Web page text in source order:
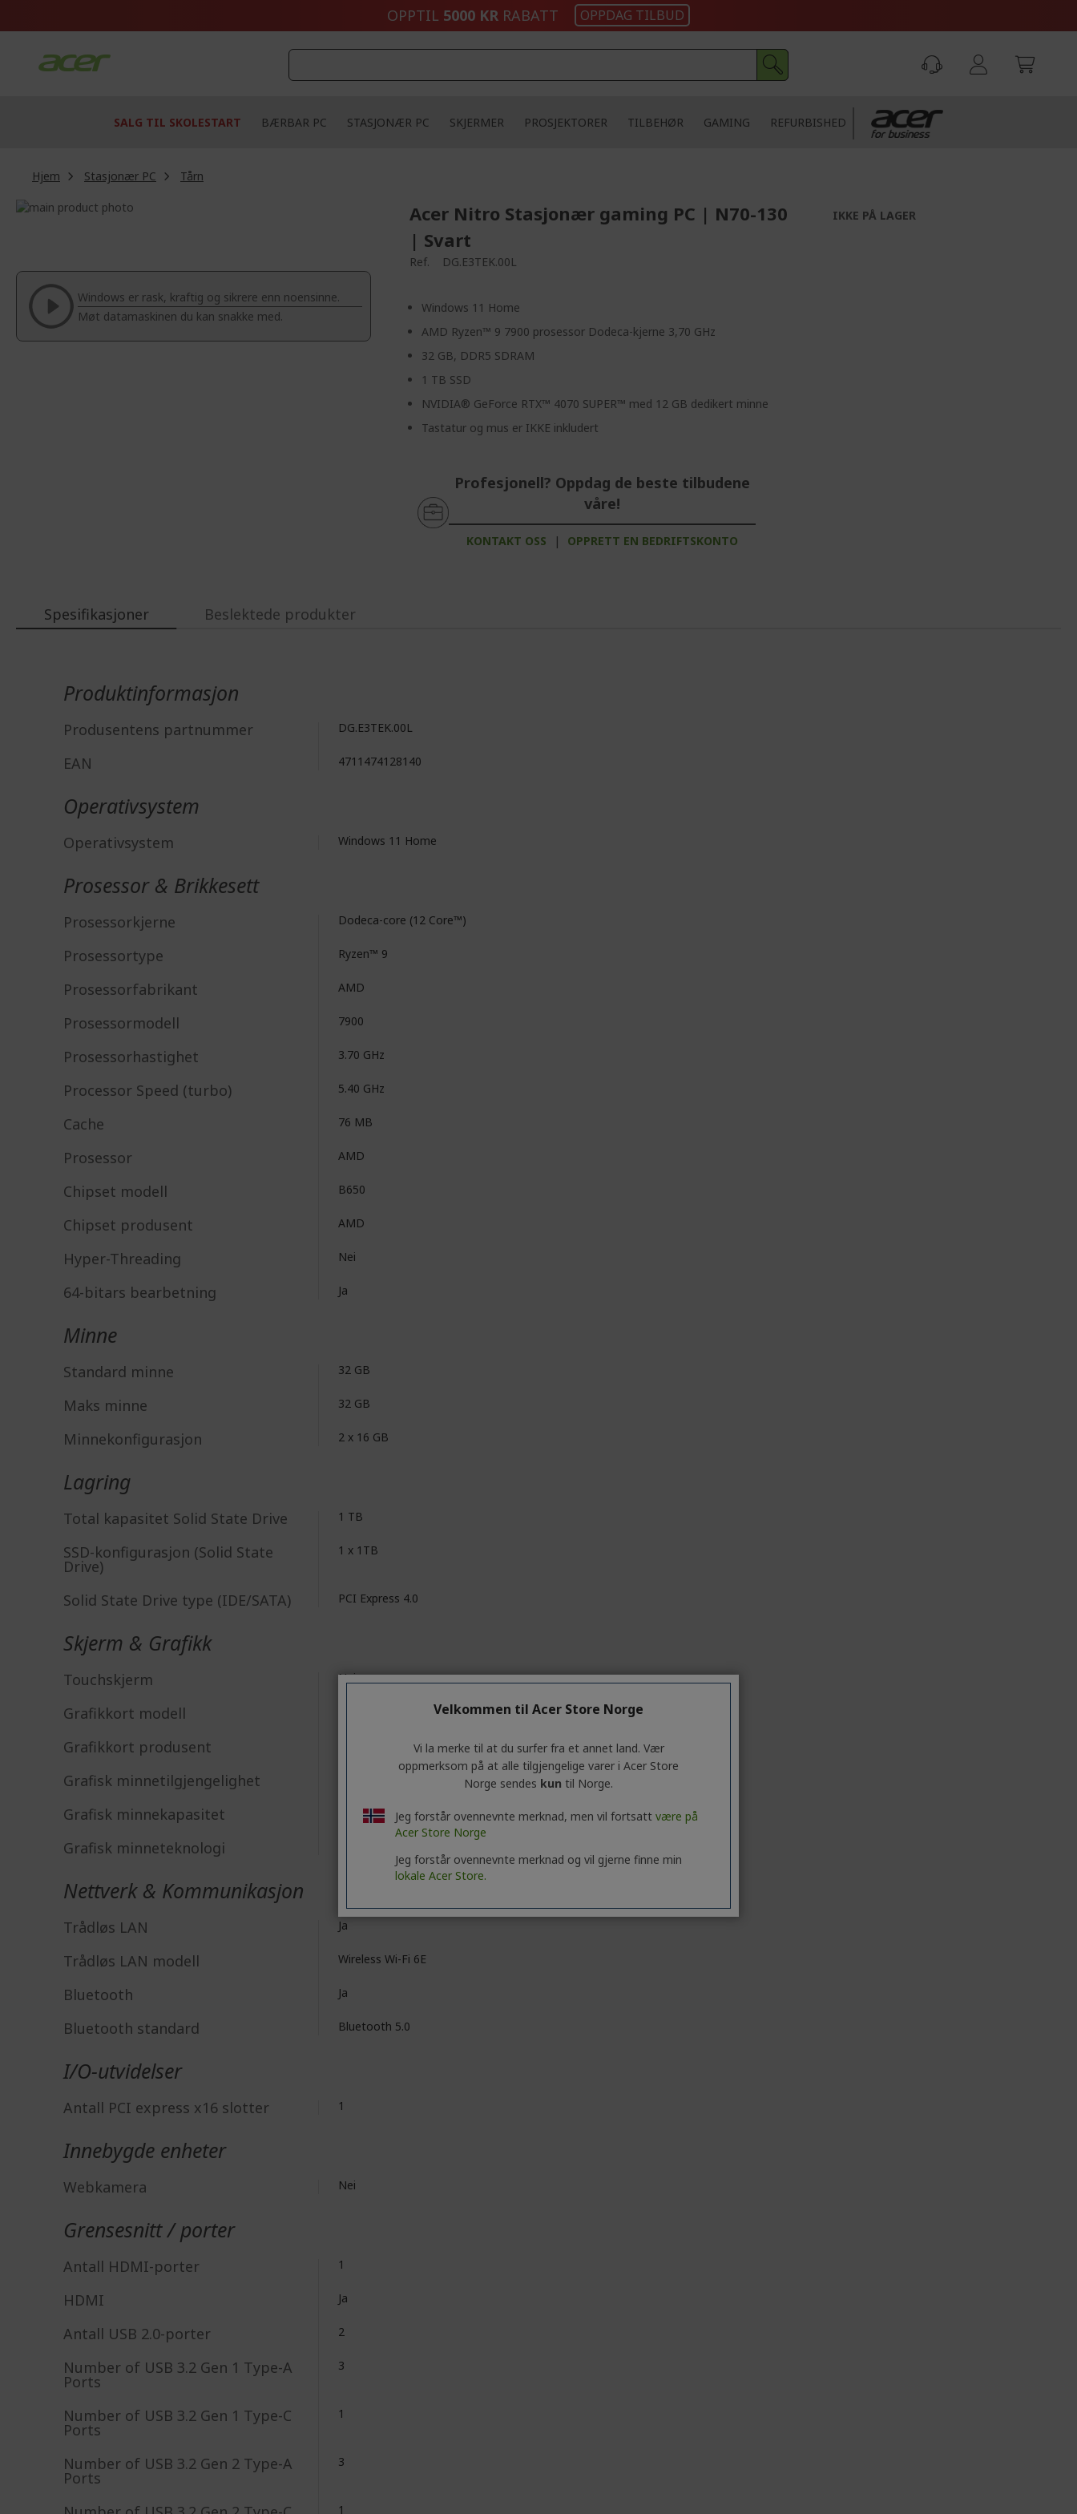
OPPTIL 5000 KR RABATT OPPDAG TILBUD
SALG TIL SKOLESTART BÆRBAR PC STASJONÆR PC SKJERMER PROSJEKTORER TILBEHØR GAMING REFURBISHED
Hjem Stasjonær PC
Tårn
Skip
of
images
gallery
beginning
the
images
gallery
Windows er rask, kraftig og sikrere enn noensinne.
Møt datamaskinen du kan snakke med.
Acer Nitro Stasjonær gaming PC | N70-130
| Svart
Ref. DG.E3TEK.00L
Windows 11 Home
AMD Ryzen™ 9 7900 prosessor Dodeca-kjerne 3,70 GHz
32 GB, DDR5 SDRAM
1 TB SSD
NVIDIA® GeForce RTX™ 4070 SUPER™ med 12 GB dedikert minne
Tastatur og mus er IKKE inkludert
Profesjonell? Oppdag de beste tilbudene
våre!
KONTAKT OSS | OPPRETT EN BEDRIFTSKONTO
IKKE PÅ LAGER
Spesifikasjoner
Produktinformasjon
Produsentens partnummer DG.E3TEK.00L
EAN 4711474128140
Operativsystem
Operativsystem Windows 11 Home
Prosessor & Brikkesett
Prosessorkjerne Dodeca-core (12 Core™)
Prosessortype Ryzen™ 9
Prosessorfabrikant AMD
Prosessormodell 7900
Prosessorhastighet 3.70 GHz
Processor Speed (turbo) 5.40 GHz
Cache 76 MB
Prosessor AMD
Chipset modell B650
Chipset produsent AMD
Hyper-Threading Nei
64-bitars bearbetning Ja
Minne
Standard minne 32 GB
Maks minne 32 GB
Minnekonfigurasjon 2 x 16 GB
Lagring
Total kapasitet Solid State Drive 1 TB
SSD-konfigurasjon (Solid State
Drive)
1 x 1TB
Solid State Drive type (IDE/SATA) PCI Express 4.0
Skjerm & Grafikk
Touchskjerm Nei
Grafikkort modell GeForce RTX™ 4070 SUPER™
Grafikkort produsent
Grafisk minnetilgjengelighet
Grafisk minnekapasitet Opp til 12 GB
Grafisk minneteknologi
Nettverk & Kommunikasjon
Trådløs LAN Ja
Trådløs LAN modell Wireless Wi-Fi 6E
Bluetooth Ja
Bluetooth standard Bluetooth 5.0
I/O-utvidelser
Antall PCI express x16 slotter 1
Innebygde enheter
Webkamera Nei
Grensesnitt / porter
Antall HDMI-porter 1
HDMI Ja
Antall USB 2.0-porter 2
Number of USB 3.2 Gen 1 Type-A
Ports
3
Number of USB 3.2 Gen 1 Type-C
Ports
1
Number of USB 3.2 Gen 2 Type-A
Ports
3
1
Beslektede produkter
Velkommen til Acer Store Norge
Vi la merke til at du surfer fra et annet land. Vær
oppmerksom på at alle tilgjengelige varer i Acer Store
Norge sendes kun til Norge.
Jeg forstår ovennevnte merknad, men vil fortsatt være på
Acer Store Norge
Jeg forstår ovennevnte merknad og vil gjerne finne min
lokale Acer Store.